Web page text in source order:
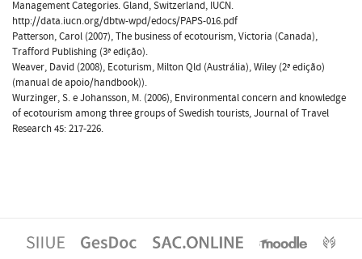
Management Categories. Gland, Switzerland, IUCN.
http://data.iucn.org/dbtw-wpd/edocs/PAPS-016.pdf
Patterson, Carol (2007), The business of ecotourism, Victoria (Canada),
Trafford Publishing (3ª edição).
Weaver, David (2008), Ecoturism, Milton Qld (Austrália), Wiley (2ª edição)
(manual de apoio/handbook)).
Wurzinger, S. e Johansson, M. (2006), Environmental concern and knowledge
of ecotourism among three groups of Swedish tourists, Journal of Travel
Research 45: 217-226.